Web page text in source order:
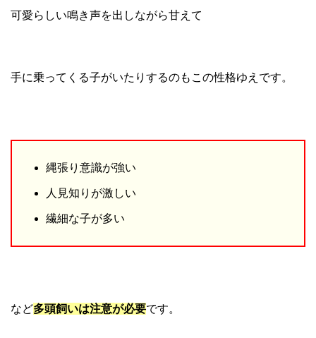
可愛らしい鳴き声を出しながら甘えて
手に乗ってくる子がいたりするのもこの性格ゆえです。
縄張り意識が強い
人見知りが激しい
繊細な子が多い
など多頭飼いは注意が必要です。